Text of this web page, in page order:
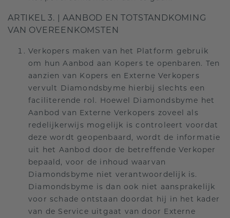
ARTIKEL 3. | AANBOD EN TOTSTANDKOMING
VAN OVEREENKOMSTEN
Verkopers maken van het Platform gebruik
om hun Aanbod aan Kopers te openbaren. Ten
aanzien van Kopers en Externe Verkopers
vervult Diamondsbyme hierbij slechts een
faciliterende rol. Hoewel Diamondsbyme het
Aanbod van Externe Verkopers zoveel als
redelijkerwijs mogelijk is controleert voordat
deze wordt geopenbaard, wordt de informatie
uit het Aanbod door de betreffende Verkoper
bepaald, voor de inhoud waarvan
Diamondsbyme niet verantwoordelijk is.
Diamondsbyme is dan ook niet aansprakelijk
voor schade ontstaan doordat hij in het kader
van de Service uitgaat van door Externe